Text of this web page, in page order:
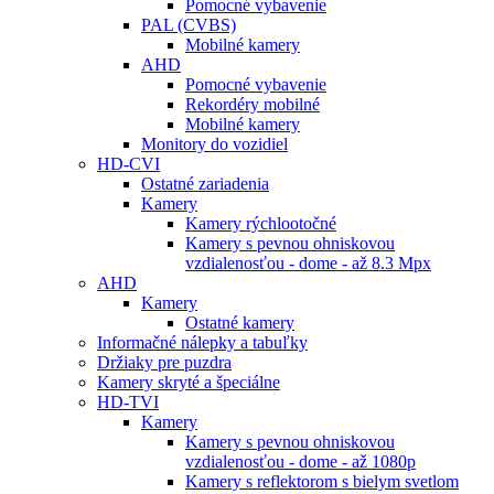
Pomocné vybavenie
PAL (CVBS)
Mobilné kamery
AHD
Pomocné vybavenie
Rekordéry mobilné
Mobilné kamery
Monitory do vozidiel
HD-CVI
Ostatné zariadenia
Kamery
Kamery rýchlootočné
Kamery s pevnou ohniskovou
vzdialenosťou - dome - až 8.3 Mpx
AHD
Kamery
Ostatné kamery
Informačné nálepky a tabuľky
Držiaky pre puzdra
Kamery skryté a špeciálne
HD-TVI
Kamery
Kamery s pevnou ohniskovou
vzdialenosťou - dome - až 1080p
Kamery s reflektorom s bielym svetlom